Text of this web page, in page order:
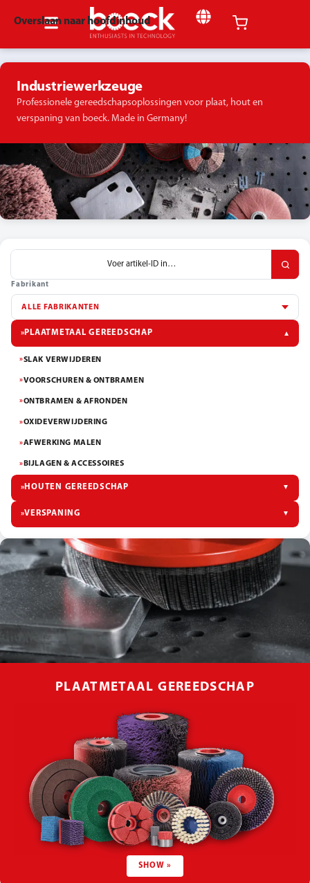
Overslaan naar hoofdinhoud
Industriewerkzeuge
Professionele gereedschapsoplossingen voor plaat, hout en
verspaning van boeck. Made in Germany!
Fabrikant
»PLAATMETAAL GEREEDSCHAP ▼
»SLAK VERWIJDEREN
»VOORSCHUREN & ONTBRAMEN
»ONTBRAMEN & AFRONDEN
»OXIDEVERWIJDERING
»AFWERKING MALEN
»BIJLAGEN & ACCESSOIRES
»HOUTEN GEREEDSCHAP ▼
»VERSPANING ▼
PLAATMETAAL GEREEDSCHAP
SHOW »